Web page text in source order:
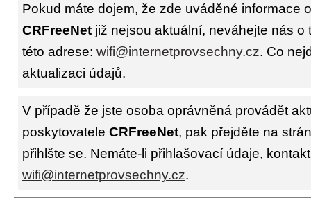
Pokud máte dojem, že zde uváděné informace
CRFreeNetjiž nejsou aktuální, neváhejte nás o
této adrese: wifi@internetprovsechny.cz. Co
aktualizaci údajů.
V případě že jste osoba oprávněná provádět
poskytovatele CRFreeNet, pak přejděte na
přihlšte se. Nemáte-li přihlašovací údaje,
wifi@internetprovsechny.cz.